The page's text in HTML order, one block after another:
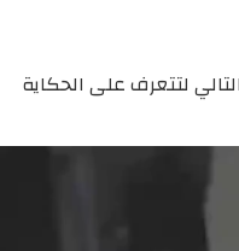
لتتعرف على الحكاية